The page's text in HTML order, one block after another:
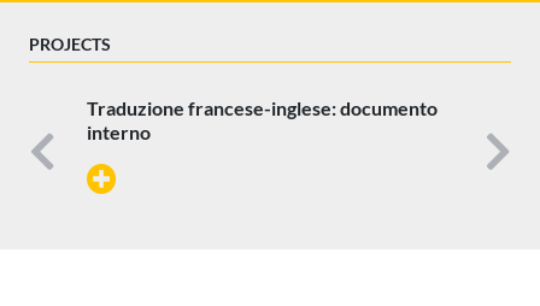
PROJECTS
Traduzione francese-inglese: documento
interno
Previous